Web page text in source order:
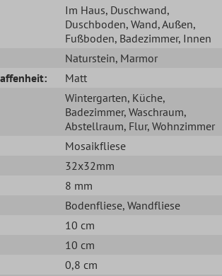
Im Haus, Duschwand,
Duschboden, Wand, Außen,
Fußboden, Badezimmer, Innen
Naturstein, Marmor
Matt
Wintergarten, Küche,
Badezimmer, Waschraum,
Abstellraum, Flur, Wohnzimmer
Mosaikfliese
32x32mm
8 mm
Bodenfliese, Wandfliese
10 cm
10 cm
0,8 cm